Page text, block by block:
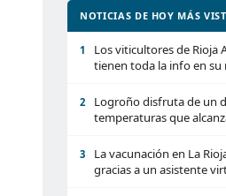
NOTICIAS DE HOY MÁS
1
Los viticultores de Rioja
tienen toda la info en su
2
Logroño disfruta de un
temperaturas que
3
La vacunación en La
gracias a un asistente